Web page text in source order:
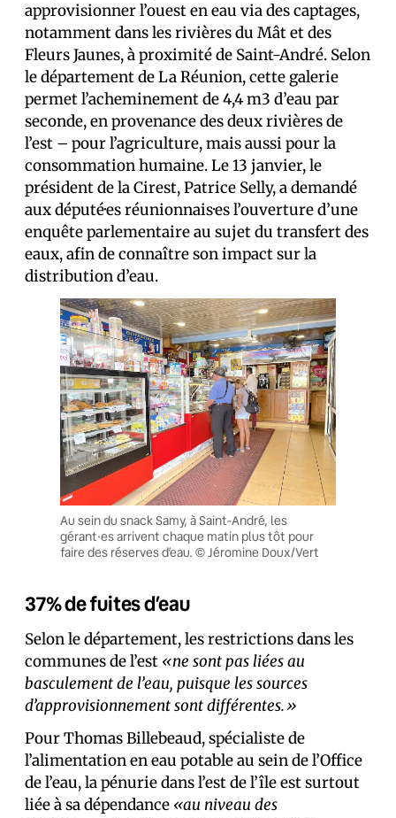
approvisionner l’ouest en eau via des captages,
notamment dans les rivières du Mât et des
Fleurs Jaunes, à proximité de Saint-André. Selon
le département de La Réunion, cette galerie
permet l’acheminement de 4,4 m3 d’eau par
seconde, en provenance des deux rivières de
l’est – pour l’agriculture, mais aussi pour la
consommation humaine. Le 13 janvier, le
président de la Cirest, Patrice Selly, a demandé
aux député·es réunionnais·es l’ouverture d’une
enquête parlementaire au sujet du transfert des
eaux, afin de connaître son impact sur la
distribution d’eau.
Au sein du snack Samy, à Saint-André, les
gérant·es arrivent chaque matin plus tôt pour
faire des réserves d’eau. © Jéromine Doux/Vert
37% de fuites d’eau
Selon le département, les restrictions dans les
communes de l’est «ne sont pas liées au
basculement de l’eau, puisque les sources
d’approvisionnement sont différentes.»
Pour Thomas Billebeaud, spécialiste de
l’alimentation en eau potable au sein de l’Office
de l’eau, la pénurie dans l’est de l’île est surtout
liée à sa dépendance «au niveau des